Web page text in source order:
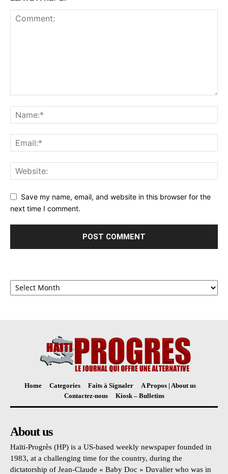
Save my name, email, and website in this browser for the
next time I comment.
Archives
Home Categories Faits à Signaler
A Propos | About us
Contactez-nous
Kiosk – Bulletins
About us
Haïti-Progrès (HP) is a US-based weekly newspaper founded in
1983, at a challenging time for the country, during the
dictatorship of Jean-Claude « Baby Doc » Duvalier who was in